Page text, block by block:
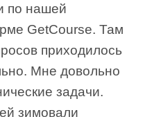
по нашей
GetCourse. Там
приходилось
Мне довольно
задачи.
зимовали